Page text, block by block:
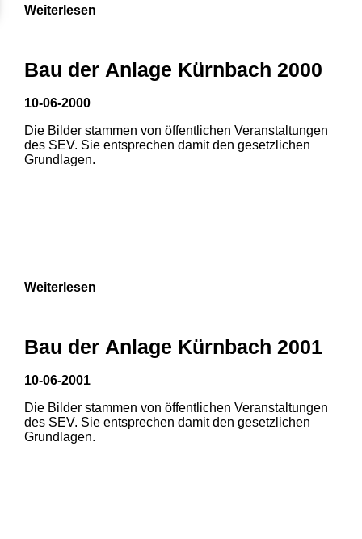
Weiterlesen
Bau der Anlage Kürnbach 2000
10-06-2000
Die Bilder stammen von öffentlichen Veranstaltungen
des SEV. Sie entsprechen damit den gesetzlichen
Grundlagen.
Weiterlesen
Bau der Anlage Kürnbach 2001
10-06-2001
Die Bilder stammen von öffentlichen Veranstaltungen
des SEV. Sie entsprechen damit den gesetzlichen
Grundlagen.